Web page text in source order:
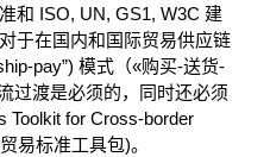
和 ISO, UN, GS1, W3C 建
于在国内和国际贸易供应链
pay”) 模式（«购买-送货-
过渡是必须的，同时还必须
Toolkit for Cross-border
易标准工具包)。